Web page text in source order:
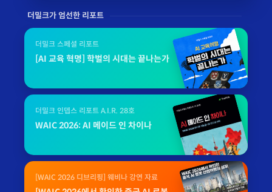
더밀크가 엄선한 리포트
더밀크 스페셜 리포트
[AI 교육 혁명] 학벌의 시대는 끝나는가
더밀크 인뎁스 리포트 A.I.R. 28호
WAIC 2026: AI 메이드 인 차이나
[WAIC 2026 디브리핑] 웨비나 강연 자료